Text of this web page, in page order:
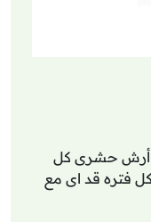
أرش حشرى كل
فتره قد اى مع